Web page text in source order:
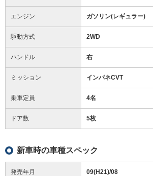
エンジン ガソリン(レギュラー)
駆動方式 2WD
ハンドル 右
ミッション インパネCVT
乗車定員 4名
ドア数 5枚
新車時の車種スペック
発売年月 09(H21)/08